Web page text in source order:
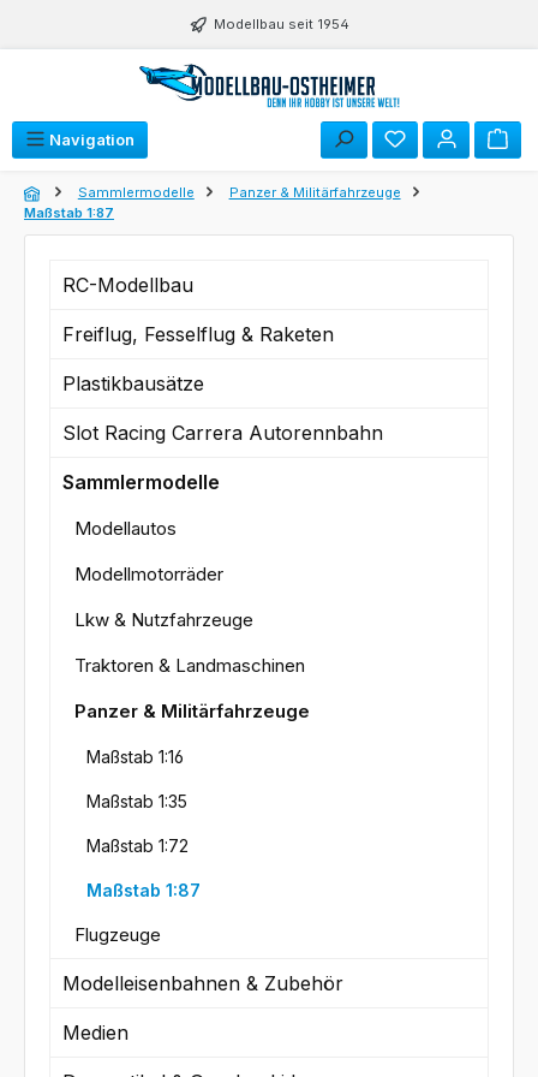
Zum Hauptinhalt springen Modellbau seit 1954
Navigation Du hast 0
Sammlermodelle
Panzer & Militärfahrzeuge
Maßstab 1:87
RC-Modellbau
Freiflug, Fesselflug & Raketen
Plastikbausätze
Slot Racing Carrera Autorennbahn
Sammlermodelle
Modellautos
Modellmotorräder
Lkw & Nutzfahrzeuge
Traktoren & Landmaschinen
Panzer & Militärfahrzeuge
Maßstab 1:16
Maßstab 1:35
Maßstab 1:72
Maßstab 1:87
Flugzeuge
Modelleisenbahnen & Zubehör
Medien